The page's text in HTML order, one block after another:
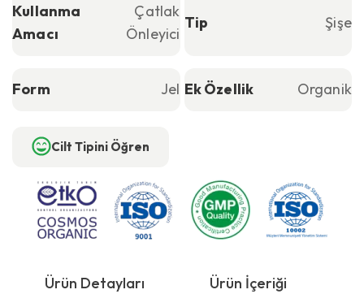
Kullanma
Amacı
Çatlak
Önleyici
Tip Şişe
Form Jel Ek Özellik Organik
Cilt Tipini Öğren
Ürün Detayları Ürün İçeriği